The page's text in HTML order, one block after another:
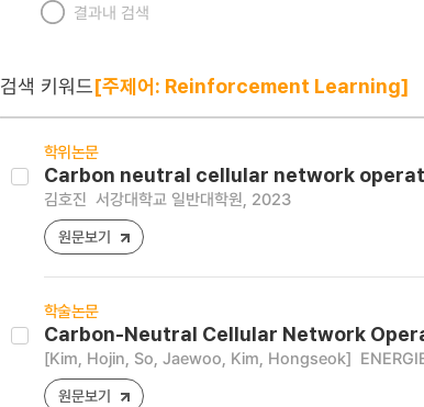
결과내 검색
검색 키워드[주제어: Reinforcement Learning]
학위논문
Carbon neutral cellular network
김호진 서강대학교 일반대학원, 2023
원문보기
학술논문
Carbon-Neutral Cellular Network
[Kim, Hojin, So, Jaewoo, Kim, Hongseok]
원문보기